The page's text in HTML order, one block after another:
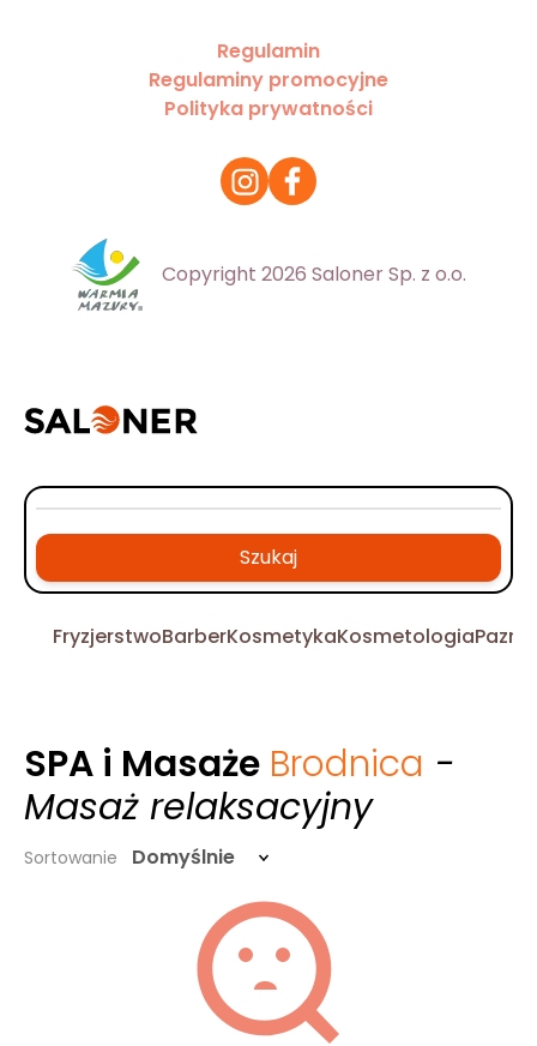
Regulamin
Regulaminy promocyjne
Polityka prywatności
Copyright 2026 Saloner Sp. z o.o.
Szukaj
FryzjerstwoBarberKosmetykaKosmetologia
SPA i Masaże Brodnica -
Masaż relaksacyjny
Sortowanie Domyślnie